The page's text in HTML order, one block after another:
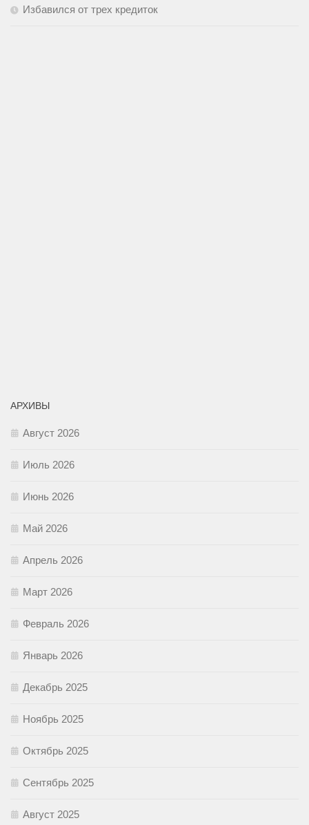
Избавился от трех кредиток
АРХИВЫ
Август 2026
Июль 2026
Июнь 2026
Май 2026
Апрель 2026
Март 2026
Февраль 2026
Январь 2026
Декабрь 2025
Ноябрь 2025
Октябрь 2025
Сентябрь 2025
Август 2025